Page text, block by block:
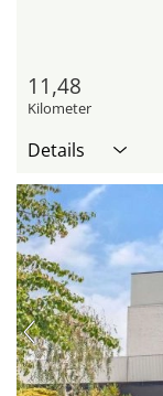
11,48
Kilometer
Details